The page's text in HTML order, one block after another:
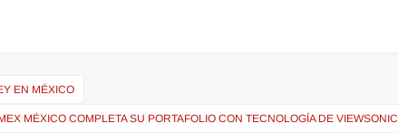
EN MÉXICO
MÉXICO COMPLETA SU PORTAFOLIO CON TECNOLOGÍA DE VIEWSONIC